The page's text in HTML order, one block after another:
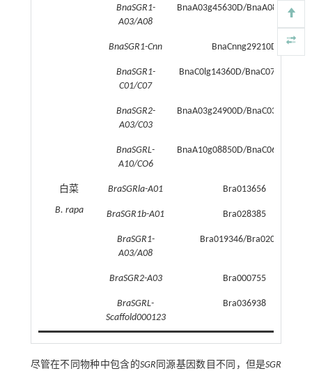
BnaSGR1-
A03/A08
BnaA03g45630D/BnaA08g10510D
BnaSGR1-Cnn BnaCnng29210D
BnaSGR1-
C01/C07
BnaC0lg14360D/BnaC07g37710D
BnaSGR2-
A03/C03
BnaA03g24900D/BnaC03g72930D
BnaSGRL-
A10/CO6
BnaA10g08850D/BnaC06g00560D
白菜
B. rapa
BraSGRla-A01 Bra013656
BraSGR1b-A01 Bra028385
BraSGR1-
A03/A08
Bra019346/Bra020829
BraSGR2-A03 Bra000755
BraSGRL-
Scaffold000123
Bra036938
尽管在不同物种中包含的SGR 同源基因数目不同，但是SGR